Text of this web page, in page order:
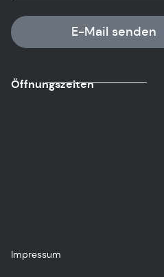
E-Mail senden
Öffnungszeiten
Impressum